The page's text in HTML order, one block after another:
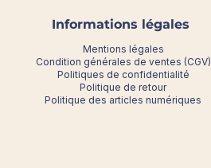
Informations légales
Mentions légales
Condition générales de ventes (CGV)
Politiques de confidentialité
Politique de retour
Politique des articles numériques